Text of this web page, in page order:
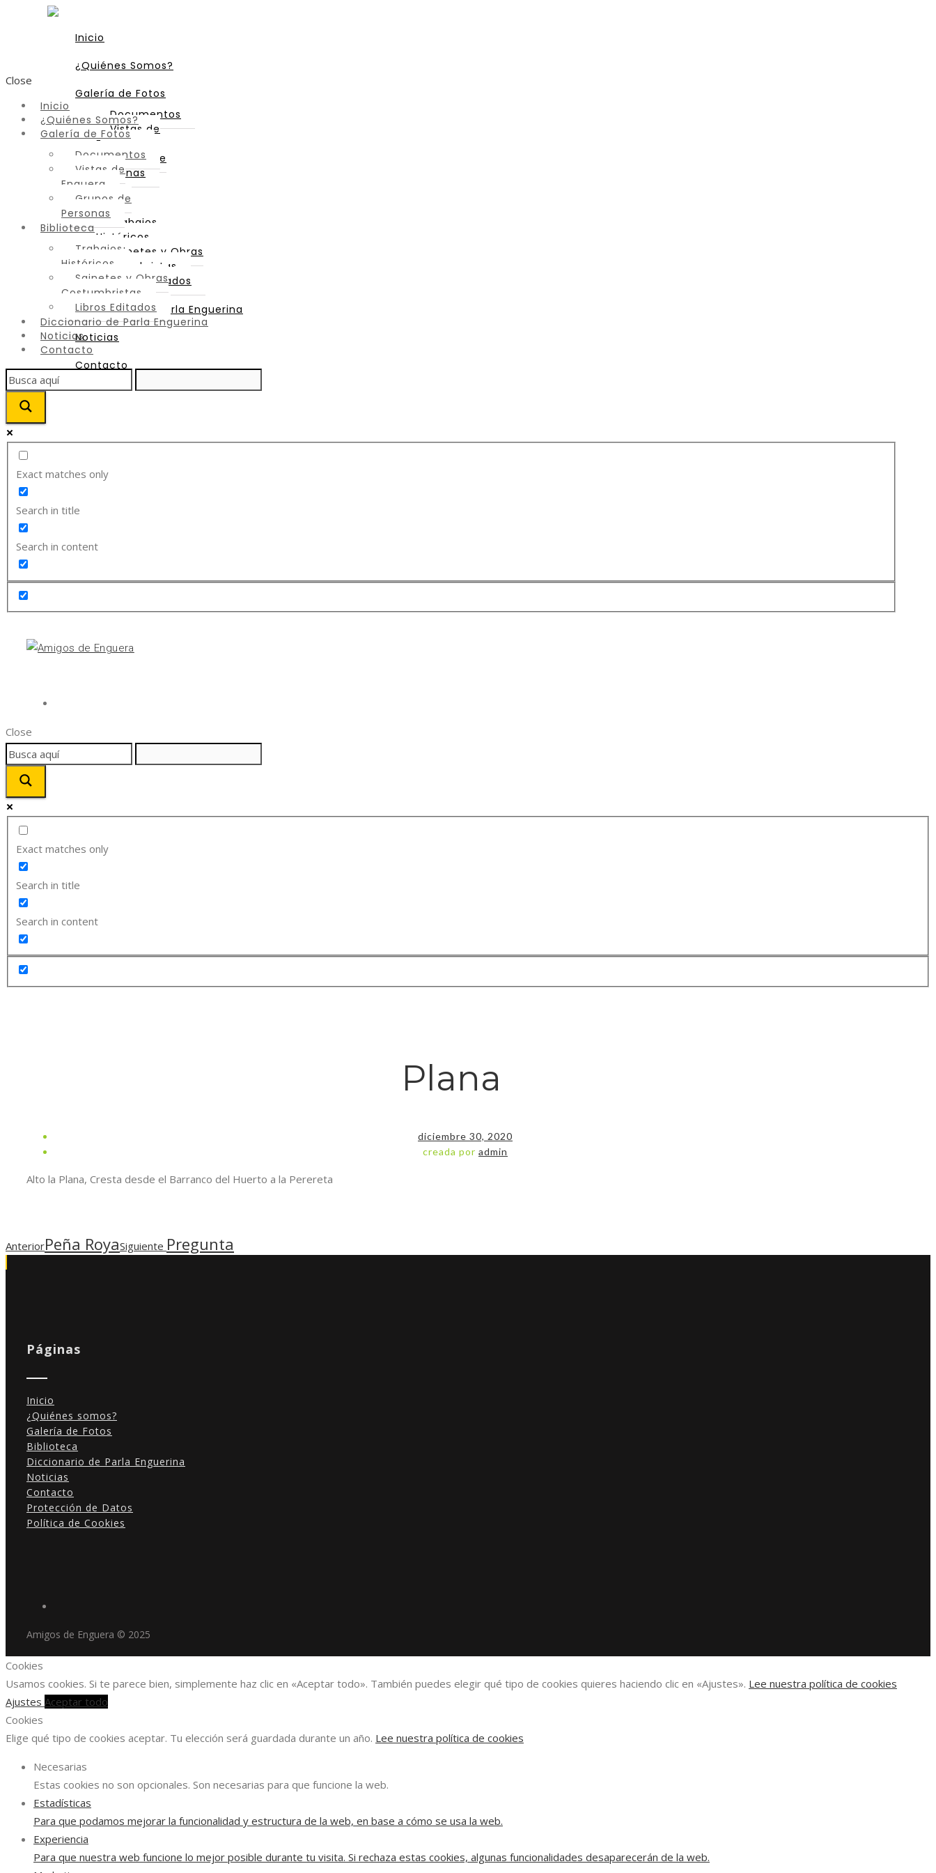
Inicio
¿Quiénes Somos?
Galería de Fotos
Documentos
Vistas de
Enguera
Grupos de
Personas
Biblioteca
Trabajos
Históricos
Sainetes y Obras
Costumbristas
Libros Editados
Diccionario de Parla Enguerina
Noticias
Contacto
Close
Inicio
¿Quiénes Somos?
Galería de Fotos
Documentos
Vistas de
Enguera
Grupos de
Personas
Biblioteca
Trabajos
Históricos
Sainetes y Obras
Costumbristas
Libros Editados
Diccionario de Parla Enguerina
Noticias
Contacto
Exact matches only
Search in title
Search in content
Close
Exact matches only
Search in title
Search in content
Plana
diciembre 30, 2020
creada por admin
Alto la Plana, Cresta desde el Barranco del Huerto a la Perereta
AnteriorPeña RoyaSiguiente Pregunta
Páginas
Inicio
¿Quiénes somos?
Galería de Fotos
Biblioteca
Diccionario de Parla Enguerina
Noticias
Contacto
Protección de Datos
Política de Cookies
Amigos de Enguera © 2025
Cookies
Usamos cookies. Si te parece bien, simplemente haz clic en «Aceptar todo». También puedes elegir qué tipo de cookies quieres haciendo clic en «Ajustes». Lee nuestra política de cookies
Ajustes Aceptar todo
Cookies
Elige qué tipo de cookies aceptar. Tu elección será guardada durante un año. Lee nuestra política de cookies
Necesarias
Estas cookies no son opcionales. Son necesarias para que funcione la web.
Estadísticas
Para que podamos mejorar la funcionalidad y estructura de la web, en base a cómo se usa la web.
Experiencia
Para que nuestra web funcione lo mejor posible durante tu visita. Si rechaza estas cookies, algunas funcionalidades desaparecerán de la web.